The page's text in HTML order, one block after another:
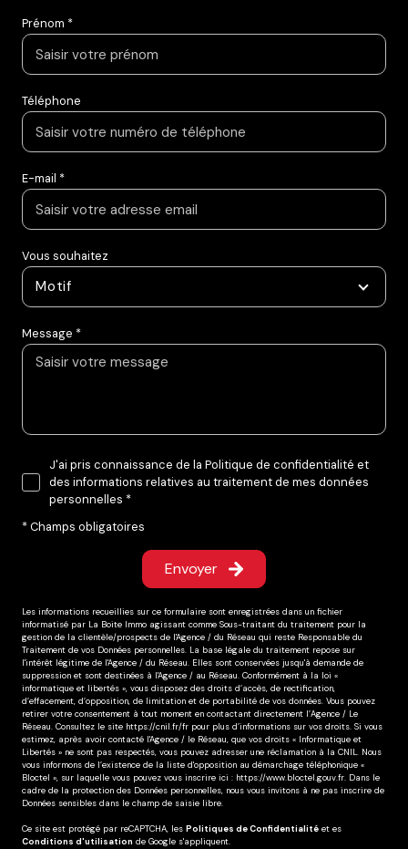
Prénom *
Téléphone
E-mail *
Vous souhaitez
Motif
Message *
J'ai pris connaissance de la Politique de confidentialité et
des informations relatives au traitement de mes données
personnelles *
* Champs obligatoires
Envoyer
Les informations recueillies sur ce formulaire sont enregistrées dans un fichier
informatisé par La Boite Immo agissant comme Sous-traitant du traitement pour la
gestion de la clientèle/prospects de l'Agence / du Réseau qui reste Responsable du
Traitement de vos Données personnelles. La base légale du traitement repose sur
l'intérêt légitime de l'Agence / du Réseau. Elles sont conservées jusqu'à demande de
suppression et sont destinées à l'Agence / au Réseau. Conformément à la loi «
informatique et libertés », vous disposez des droits d’accès, de rectification,
d’effacement, d’opposition, de limitation et de portabilité de vos données. Vous pouvez
retirer votre consentement à tout moment en contactant directement l’Agence / Le
Réseau. Consultez le site https://cnil.fr/fr pour plus d’informations sur vos droits. Si vous
estimez, après avoir contacté l'Agence / le Réseau, que vos droits « Informatique et
Libertés » ne sont pas respectés, vous pouvez adresser une réclamation à la CNIL. Nous
vous informons de l’existence de la liste d'opposition au démarchage téléphonique «
Bloctel », sur laquelle vous pouvez vous inscrire ici : https://www.bloctel.gouv.fr. Dans le
cadre de la protection des Données personnelles, nous vous invitons à ne pas inscrire de
Données sensibles dans le champ de saisie libre.
Ce site est protégé par reCAPTCHA, les Politiques de Confidentialité et es
Conditions d'utilisation de Google s'appliquent.